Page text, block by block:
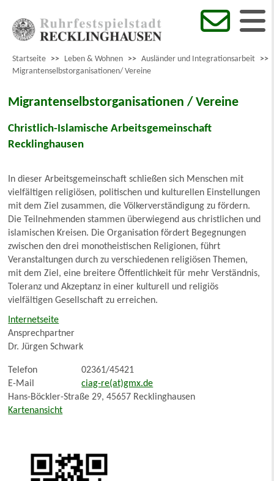
Startseite >> Leben & Wohnen >> Ausländer und Integrationsarbeit >>
Migrantenselbstorganisationen/ Vereine
Migrantenselbstorganisationen / Vereine
Christlich-Islamische Arbeitsgemeinschaft
Recklinghausen
In dieser Arbeitsgemeinschaft schließen sich Menschen mit
vielfältigen religiösen, politischen und kulturellen Einstellungen
mit dem Ziel zusammen, die Völkerverständigung zu fördern.
Die Teilnehmenden stammen überwiegend aus christlichen und
islamischen Kreisen. Die Organisation fördert Begegnungen
zwischen den drei monotheistischen Religionen, führt
Veranstaltungen durch zu verschiedenen religiösen Themen,
mit dem Ziel, eine breitere Öffentlichkeit für mehr Verständnis,
Toleranz und Akzeptanz in einer kulturell und religiös
vielfältigen Gesellschaft zu erreichen.
Internetseite
Ansprechpartner
Dr. Jürgen Schwark
Telefon
02361/45421
E-Mail
ciag-re(at)gmx.de
Hans-Böckler-Straße 29, 45657 Recklinghausen
Kartenansicht